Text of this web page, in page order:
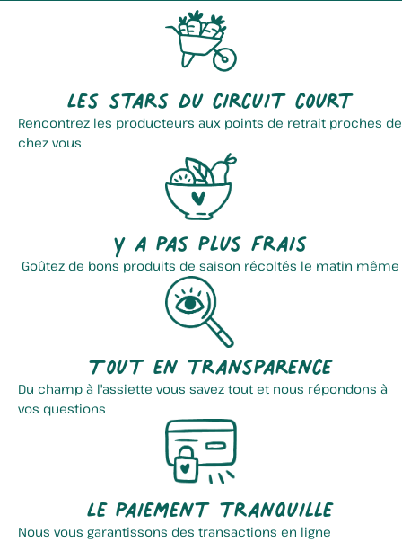
Les stars du circuit court
Rencontrez les producteurs aux points de retrait proches de
chez vous
Y a pas plus frais
Goûtez de bons produits de saison récoltés le matin même
Tout en transparence
Du champ à l'assiette vous savez tout et nous répondons à
vos questions
Le paiement tranquille
Nous vous garantissons des transactions en ligne